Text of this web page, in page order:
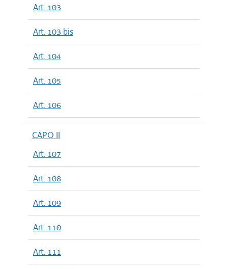
Art. 103
Art. 103 bis
Art. 104
Art. 105
Art. 106
CAPO II
Art. 107
Art. 108
Art. 109
Art. 110
Art. 111